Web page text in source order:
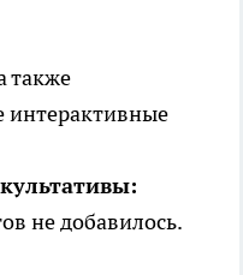
также
не добавилось.